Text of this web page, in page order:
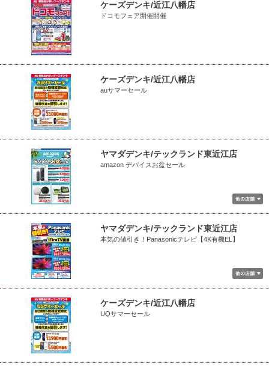
ケーズデンキ/近江八幡店
ドコモフェア開催開催
ケーズデンキ/近江八幡店
auサマーセール
ヤマダデンキ/テックランド東近江店
amazon デバイスお盆セール
ヤマダデンキ/テックランド東近江店
本気の値引き！Panasonicテレビ【4K有機EL】
ケーズデンキ/近江八幡店
UQサマーセール